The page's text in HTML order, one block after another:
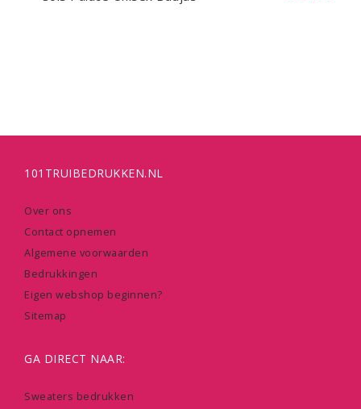
101TRUIBEDRUKKEN.NL
Over ons
Contact opnemen
Algemene voorwaarden
Bedrukkingen
Eigen webshop beginnen?
Sitemap
GA DIRECT NAAR:
Sweaters bedrukken